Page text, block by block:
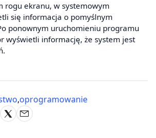
rogu ekranu, w systemowym
się informacja o pomyślnym
ponownym uruchomieniu programu
wyświetli informację, że system jest
,oprogramowanie